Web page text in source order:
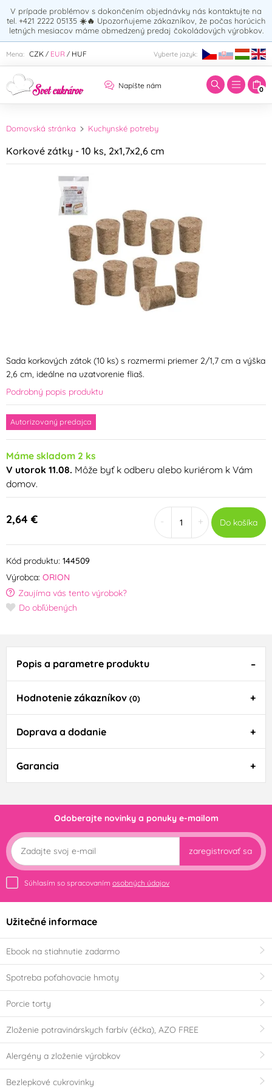
V prípade problémov s dokončením objednávky nás kontaktujte na
tel. +421 2222 05135 ☀️🔥 Upozorňujeme zákazníkov, že počas horúcich
letných mesiacov máme obmedzený predaj čokoládových výrobkov.
Mena: CZK / EUR / HUF Vyberte jazyk:
Napíšte nám 0
Zadajte hľadaný výraz:
Domovská stránka Kuchynské potreby
Korkové zátky - 10 ks, 2x1,7x2,6 cm
Sada korkových zátok (10 ks) s rozmermi priemer 2/1,7 cm a výška
2,6 cm, ideálne na uzatvorenie fliaš.
Podrobný popis produktu
Autorizovaný predajca
Máme skladom 2 ks
V utorok 11.08. Môže byť k odberu alebo kuriérom k Vám
domov.
2,64 € + Do košíka
Kód produktu: 144509
Výrobca: ORION
Zaujíma vás tento výrobok?
Do obľúbených
Popis a parametre produktu
Hodnotenie zákazníkov (0)
Doprava a dodanie
Garancia
Odoberajte novinky a ponuky e-mailom
zaregistrovať sa
Súhlasím so spracovaním osobných údajov
Užitečné informace
Ebook na stiahnutie zadarmo
Spotreba poťahovacie hmoty
Porcie torty
Zloženie potravinárskych farbív (éčka), AZO FREE
Alergény a zloženie výrobkov
Bezlepkové cukrovinky